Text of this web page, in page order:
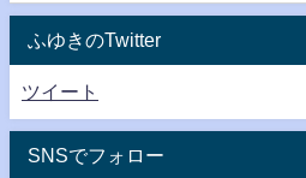
ふゆきのTwitter
ツイート
SNSでフォロー